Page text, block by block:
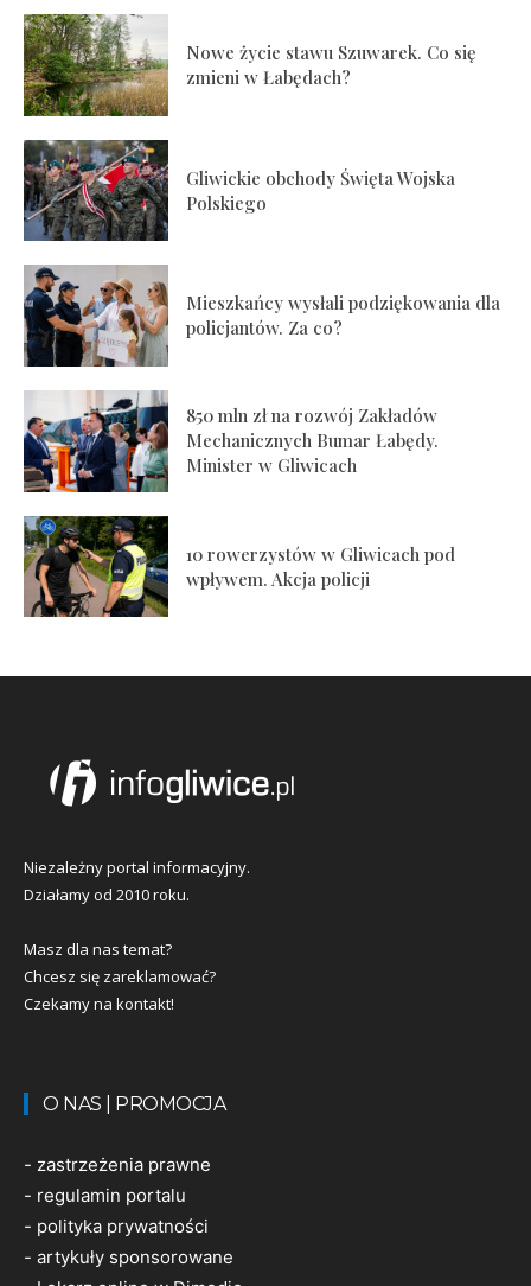
Nowe życie stawu Szuwarek. Co się
zmieni w Łabędach?
Gliwickie obchody Święta Wojska
Polskiego
Mieszkańcy wysłali podziękowania dla
policjantów. Za co?
850 mln zł na rozwój Zakładów
Mechanicznych Bumar Łabędy.
Minister w Gliwicach
10 rowerzystów w Gliwicach pod
wpływem. Akcja policji
Niezależny portal informacyjny.
Działamy od 2010 roku.
Masz dla nas temat?
Chcesz się zareklamować?
Czekamy na kontakt!
O NAS | PROMOCJA
- zastrzeżenia prawne
- regulamin portalu
- polityka prywatności
- artykuły sponsorowane